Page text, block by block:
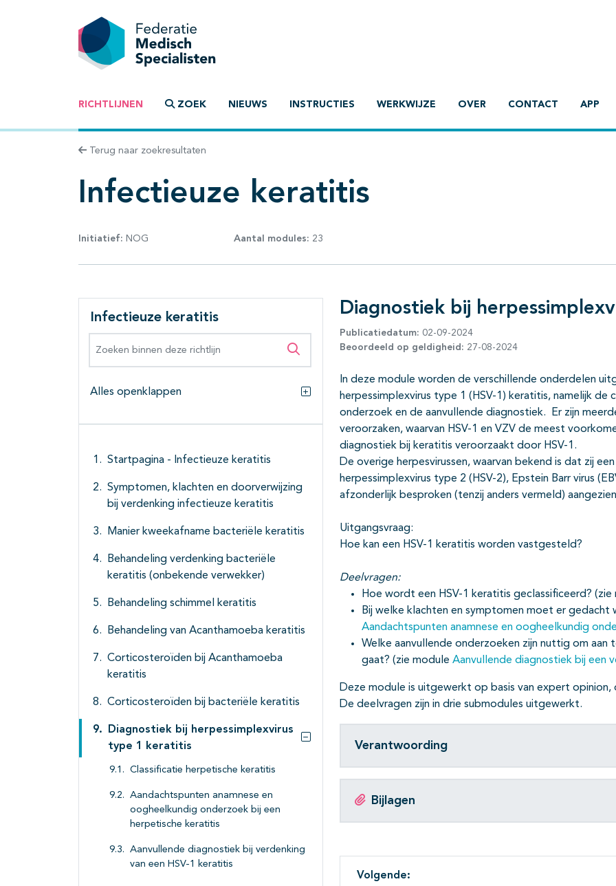
RICHTLIJNEN ZOEK NIEUWS INSTRUCTIES WERKWIJZE OVER CONTACT APP
Terug naar zoekresultaten
Infectieuze keratitis
Initiatief: NOG Aantal modules: 23
Infectieuze keratitis
Zoeken binnen deze richtlijn
Alles openklappen
Alles openklappen
Startpagina - Infectieuze keratitis
Symptomen, klachten en doorverwijzing
bij verdenking infectieuze keratitis
Manier kweekafname bacteriële keratitis
Behandeling verdenking bacteriële
keratitis (onbekende verwekker)
Behandeling schimmel keratitis
Behandeling van Acanthamoeba keratitis
Corticosteroïden bij Acanthamoeba
keratitis
Corticosteroïden bij bacteriële keratitis
Diagnostiek bij herpessimplexvirus
type 1 keratitis
Subpagina's open- en dichtklappen
Classificatie herpetische keratitis
Aandachtspunten anamnese en
oogheelkundig onderzoek bij een
herpetische keratitis
Aanvullende diagnostiek bij verdenking
van een HSV-1 keratitis
Diagnostiek bij
Publicatiedatum: 02-09-2024
Beoordeeld op geldigheid: 27-08-2024
In deze module worden de verschillende onderdelen
herpessimplexvirus type 1 (HSV-1) keratitis, namelijk de
onderzoek en de aanvullende diagnostiek. Er zijn
veroorzaken, waarvan HSV-1 en VZV de meest
diagnostiek bij keratitis veroorzaakt door HSV-1.
De overige herpesvirussen, waarvan bekend is dat zij
herpessimplexvirus type 2 (HSV-2), Epstein Barr virus
afzonderlijk besproken (tenzij anders vermeld)
Uitgangsvraag:
Hoe kan een HSV-1 keratitis worden vastgesteld?
Deelvragen:
Hoe wordt een HSV-1 keratitis geclassificeerd?
Bij welke klachten en symptomen moet er gedacht
Aandachtspunten anamnese en oogheelkundig
Welke aanvullende onderzoeken zijn nuttig om
gaat? (zie module Aanvullende diagnostiek bij een
Deze module is uitgewerkt op basis van expert
De deelvragen zijn in drie submodules uitgewerkt.
Verantwoording
Bijlagen
Volgende: